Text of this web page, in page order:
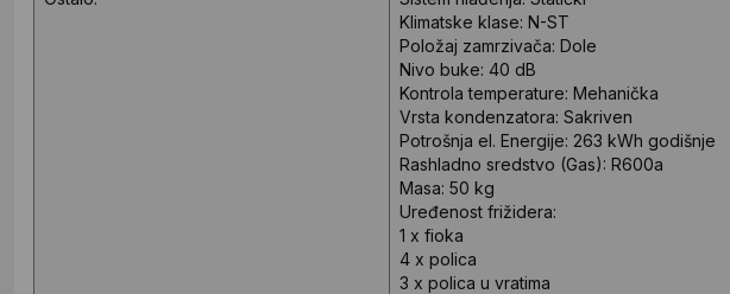
Klimatske klase: N-ST
Položaj zamrzivača: Dole
Nivo buke: 40 dB
Kontrola temperature: Mehanička
Vrsta kondenzatora: Sakriven
Potrošnja el. Energije: 263 kWh godišnje
Rashladno sredstvo (Gas): R600a
Masa: 50 kg
Uređenost frižidera:
1 x fioka
4 x polica
3 x polica u vratima